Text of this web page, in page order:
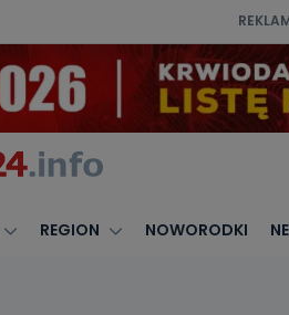
REGION NOWORODKI